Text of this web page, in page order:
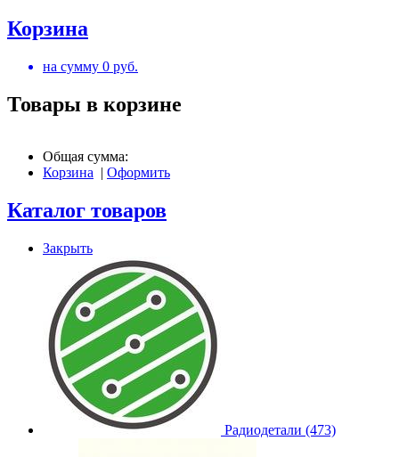
Корзина
на сумму 0 руб.
Товары в корзине
Общая сумма:
Корзина | Оформить
Каталог товаров
Закрыть
Радиодетали (473)